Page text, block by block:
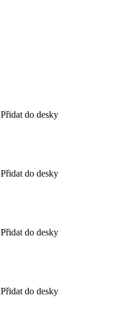
Přidat do desky
Přidat do desky
Přidat do desky
Přidat do desky